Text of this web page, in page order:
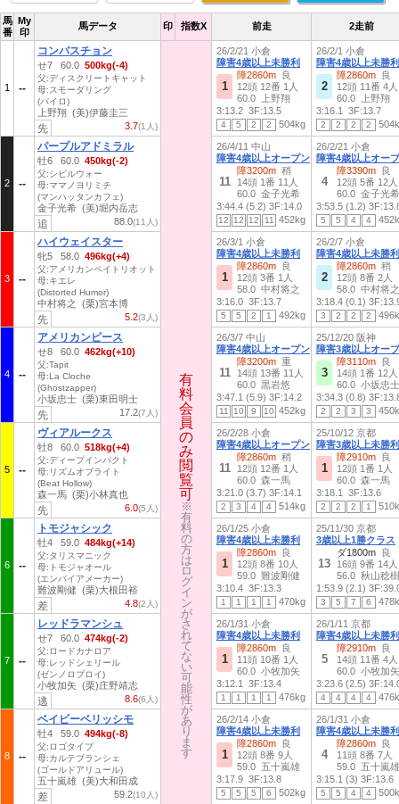
馬
番
My
印
馬データ 印 指数X
1
コンバスチョン
せ7 60.0 500kg(-4)
父:ディスクリートキャット
母:スモーダリング
(パイロ)
上野翔 (美)伊藤圭三
3.7(1人)
先
有
料
会
員
の
み
閲
覧
可
※
有
料
の
方
は
ロ
グ
イ
ン
が
さ
れ
て
な
い
可
能
性
が
あ
り
ま
す
2
パープルアドミラル
牡6 60.0 450kg(-2)
父:シビルウォー
母:ママノヨリミチ
(マンハッタンカフェ)
金子光希 (美)堀内岳志
88.0(11人)
追
3
ハイウェイスター
牝5 58.0 496kg(+4)
父:アメリカンペイトリオット
母:キエレ
(Distorted Humor)
中村将之 (栗)宮本博
5.2(3人)
先
4
アメリカンピース
せ8 60.0 462kg(+10)
父:Tapit
母:La Cloche
(Ghostzapper)
小坂忠士 (栗)東田明士
17.2(7人)
先
5
ヴィアルークス
牡8 60.0 518kg(+4)
父:ディープインパクト
母:リズムオブライト
(Beat Hollow)
森一馬 (栗)小林真也
6.0(5人)
先
6
トモジャシック
牡4 59.0 484kg(+14)
父:タリスマニック
母:トモジャオール
(エンパイアメーカー)
難波剛健 (栗)大根田裕
4.8(2人)
差
7
レッドラマンシュ
せ7 60.0 474kg(-2)
父:ロードカナロア
母:レッドシェリール
(ゼンノロブロイ)
小牧加矢 (栗)庄野靖志
8.6(6人)
逃
8
ベイビーベリッシモ
牡4 59.0 494kg(-8)
父:ロゴタイプ
母:カルテブランシェ
(ゴールドアリュール)
五十嵐雄 (美)大和田成
59.2(10人)
差
前走 2走前
有
料
会
員
の
み
閲
覧
可
※
有
料
の
方
は
ロ
グ
イ
ン
が
さ
れ
て
な
い
可
能
性
が
あ
り
ま
す
26/2/21 小倉
障害4歳以上未勝利
1
障2860m 良
12頭 12番 1人
60.0 上野翔
3:13.2 3F:13.5
4 5 2 2 504kg
26/2/1 小倉
障害4歳以上未勝利
2
障2860m 良
12頭 11番 4人
60.0 上野翔
3:16.1
3F:13.7
2 2 2 2
26/4/11 中山
障害4歳以上オープン
11
障3200m 稍
14頭 1番 11人
60.0 金子光希
3:44.4 (5.2) 3F:14.0
12 12 12 11 452kg
26/2/21 小倉
障害4歳以上オー
4
障3390m 良
12頭 5番 12人
60.0 金子光希
3:53.5 (1.2)
5 5 4 4
26/3/1 小倉
障害4歳以上未勝利
1
障2860m 良
12頭 3番 1人
58.0 中村将之
3:16.0 3F:13.7
5 5 2 1 492kg
26/2/7 小倉
障害4歳以上未勝利
2
障2860m 稍
12頭 8番 2人
58.0 中村将之
3:18.4 (0.1)
3 2 2 2
26/3/7 中山
障害4歳以上オープン
11
障3200m 重
14頭 13番 11人
60.0 黒岩悠
3:47.1 (5.9) 3F:14.2
11 10 9 10 452kg
25/12/20 阪神
障害3歳以上オー
3
障3110m 良
14頭 1番 12人
60.0 小坂忠士
3:34.3 (0.8)
2 2 3 3
26/2/28 小倉
障害4歳以上オープン
11
障2860m 稍
12頭 12番 1人
60.0 森一馬
3:21.0 (3.7) 3F:14.1
2 3 4 4 514kg
25/10/12 京都
障害3歳以上未勝利
1
障2910m 良
12頭 1番 1人
60.0 森一馬
3:18.1
3F:13.6
2 2 2 1
26/1/25 小倉
障害4歳以上未勝利
1
障2860m 良
12頭 8番 10人
59.0 難波剛健
3:10.4 3F:13.3
1 1 1 1 470kg
25/11/30 京都
3歳以上1勝クラス
13
ダ1800m 良
16頭 9番 14人
56.0 秋山稔樹
1:53.9 (2.1)
3 5 7 6
26/1/31 小倉
障害4歳以上未勝利
1
障2860m 良
11頭 10番 1人
60.0 小牧加矢
3:12.1
3F:13.4
1 1 1 1 476kg
26/1/11 京都
障害4歳以上未勝利
5
障2910m 良
14頭 11番 4人
60.0 小牧加矢
3:23.6 (2.5)
4 4 4 4
26/2/14 小倉
障害4歳以上未勝利
1
障2860m 良
12頭 8番 9人
59.0 五十嵐雄
3:17.9 3F:13.8
5 5 5 6 502kg
26/1/31 小倉
障害4歳以上未勝利
4
障2860m 良
11頭 8番 7人
59.0 五十嵐雄
3:15.1 (3) 3F:13.6
5 5 4 4